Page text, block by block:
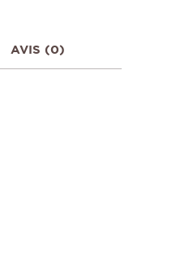
AVIS (0)